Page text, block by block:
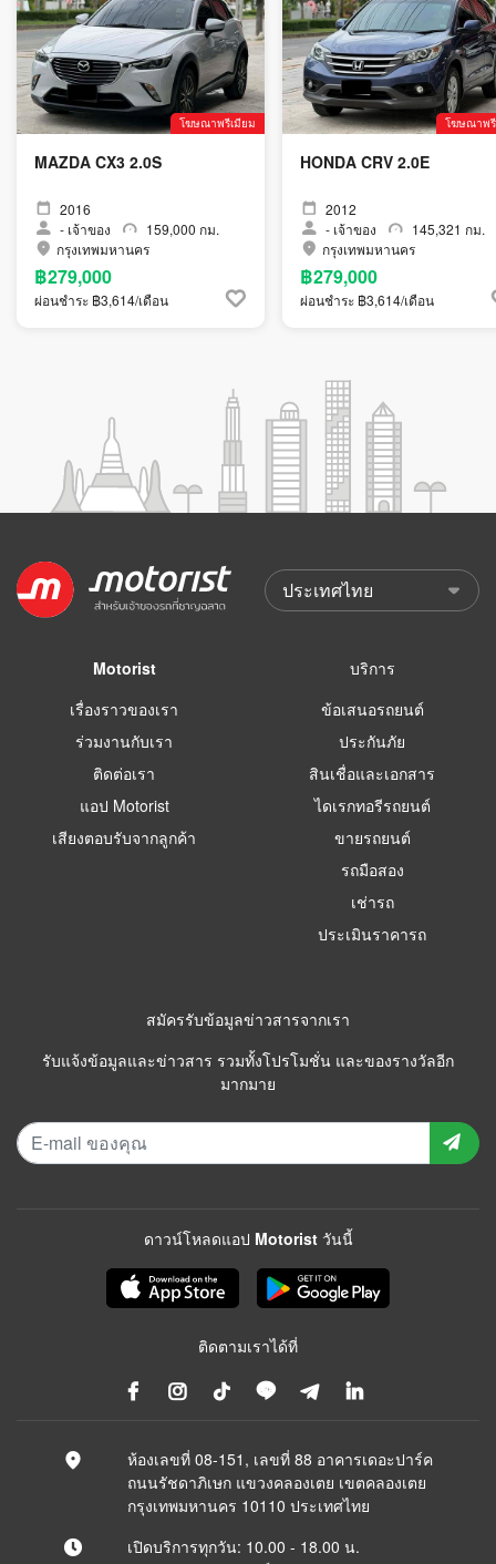
โฆษณาพรีเมียม
MAZDA CX3 2.0S
2016
- เจ้าของ
159,000 กม.
กรุงเทพมหานคร
฿279,000
ผ่อนชำระ ฿3,614/เดือน
โฆษณาพ
HONDA CRV 2.0E
2012
- เจ้าของ
145,321 กม.
กรุงเทพมหานคร
฿279,000
ผ่อนชำระ ฿3,614/เดือน
Motorist
เรื่องราวของเรา
ร่วมงานกับเรา
ติดต่อเรา
แอป Motorist
เสียงตอบรับจากลูกค้า
บริการ
ข้อเสนอรถยนต์
ประกันภัย
สินเชื่อและเอกสาร
ไดเรกทอรีรถยนต์
ขายรถยนต์
รถมือสอง
เช่ารถ
ประเมินราคารถ
สมัครรับข้อมูลข่าวสารจากเรา
รับแจ้งข้อมูลและข่าวสาร รวมทั้งโปรโมชั่น และของรางวัลอีก
มากมาย
ดาวน์โหลดแอป Motorist วันนี้
ติดตามเราได้ที่
ห้องเลขที่ 08-151, เลขที่ 88 อาคารเดอะปาร์ค
ถนนรัชดาภิเษก แขวงคลองเตย เขตคลองเตย
กรุงเทพมหานคร 10110 ประเทศไทย
เปิดบริการทุกวัน: 10.00 - 18.00 น.